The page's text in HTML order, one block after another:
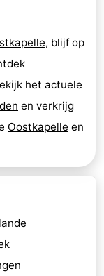
, blijf op
het actuele
en verkrijg
Oostkapelle en